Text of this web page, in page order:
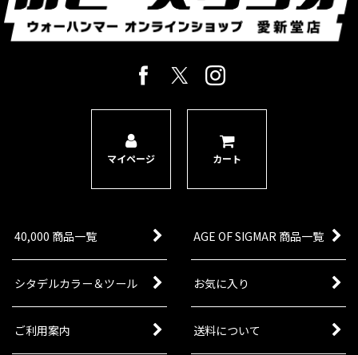
マイページ カート
40,000 商品一覧 AGE OF SIGMAR 商品一覧
シタデルカラー＆ツール お気に入り
ご利用案内 送料について